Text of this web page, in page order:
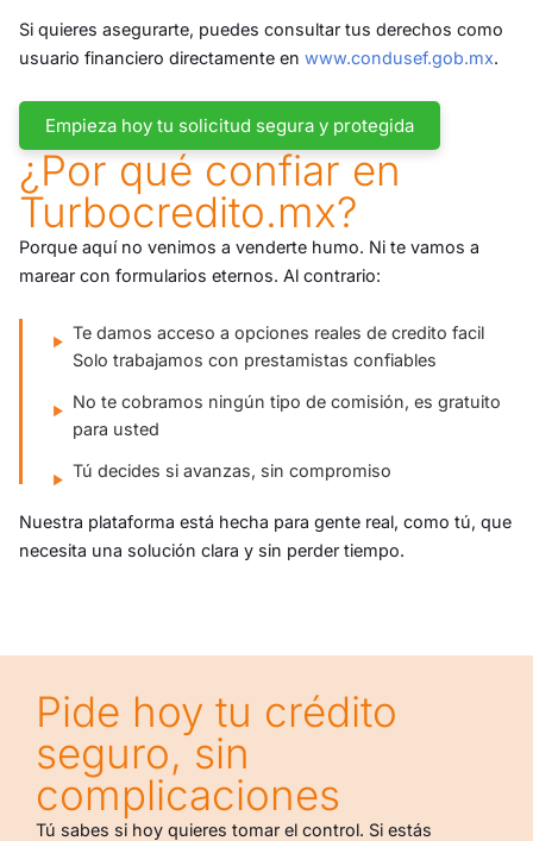
Si quieres asegurarte, puedes consultar tus derechos como
usuario financiero directamente en www.condusef.gob.mx.
Empieza hoy tu solicitud segura y protegida
¿Por qué confiar en
Turbocredito.mx?
Porque aquí no venimos a venderte humo. Ni te vamos a
marear con formularios eternos. Al contrario:
Te damos acceso a opciones reales de credito facil
Solo trabajamos con prestamistas confiables
No te cobramos ningún tipo de comisión, es gratuito
para usted
Tú decides si avanzas, sin compromiso
Nuestra plataforma está hecha para gente real, como tú, que
necesita una solución clara y sin perder tiempo.
Pide hoy tu crédito
seguro, sin
complicaciones
Tú sabes si hoy quieres tomar el control. Si estás